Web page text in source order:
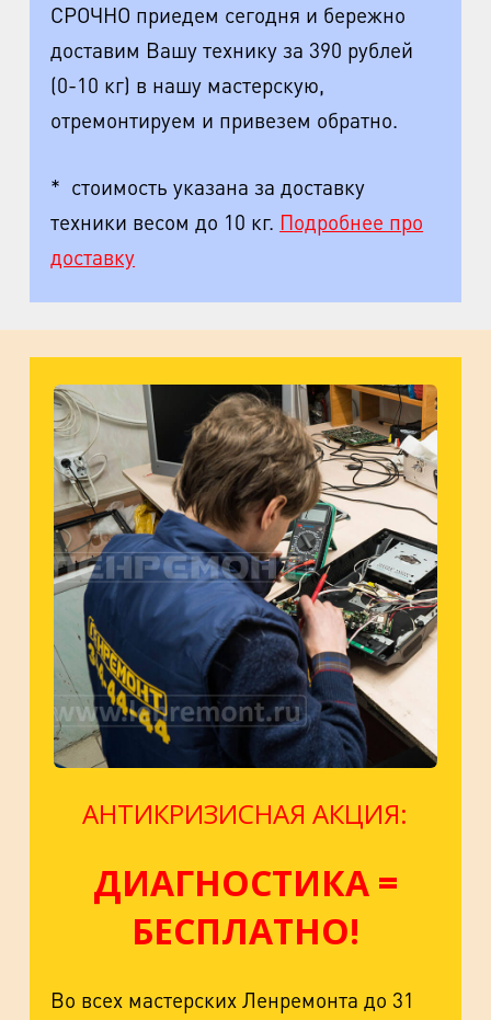
СРОЧНО приедем сегодня и бережно
доставим Вашу технику за 390 рублей
(0-10 кг) в нашу мастерскую,
отремонтируем и привезем обратно.
* стоимость указана за доставку
техники весом до 10 кг. Подробнее про
доставку
АНТИКРИЗИСНАЯ АКЦИЯ:
ДИАГНОСТИКА =
БЕСПЛАТНО!
Во всех мастерских Ленремонта до 31